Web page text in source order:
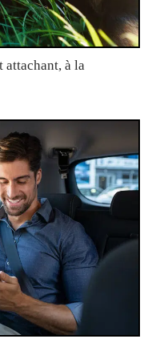
attachant, à la